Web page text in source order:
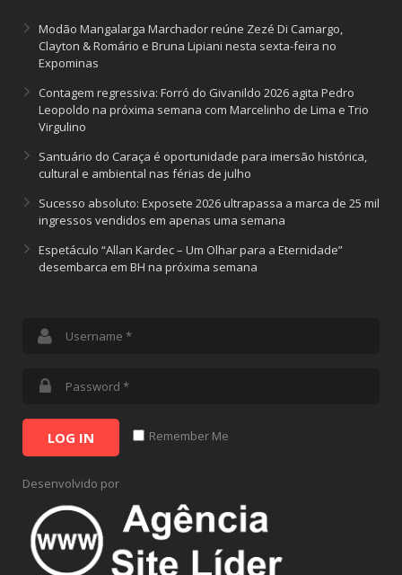
Modão Mangalarga Marchador reúne Zezé Di Camargo,
Clayton & Romário e Bruna Lipiani nesta sexta-feira no
Expominas
Contagem regressiva: Forró do Givanildo 2026 agita Pedro
Leopoldo na próxima semana com Marcelinho de Lima e Trio
Virgulino
Santuário do Caraça é oportunidade para imersão histórica,
cultural e ambiental nas férias de julho
Sucesso absoluto: Exposete 2026 ultrapassa a marca de 25 mil
ingressos vendidos em apenas uma semana
Espetáculo “Allan Kardec – Um Olhar para a Eternidade”
desembarca em BH na próxima semana
LOG IN Remember Me
Desenvolvido por